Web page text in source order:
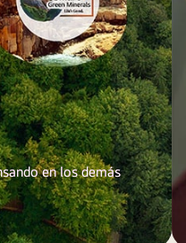
en los demás